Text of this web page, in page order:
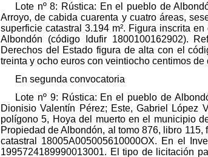
Lote nº 8: Rústica: En el pueblo de
Arroyo, de cabida cuarenta y cuatro áreas,
superficie catastral 3.194 m². Figura inscrita
Albondón (código Idufir 1800100162902).
Derechos del Estado figura de alta con el
treinta y ocho euros con veintiocho centimos de
En segunda convocatoria
Lote nº 9: Rústica: En el pueblo de
Dionisio Valentín Pérez; Este, Gabriel López
polígono 5, Hoya del muerto en el municipio
Propiedad de Albondón, al tomo 876, libro
catastral 18005A005005610000OX. En el
1995724189990013001. El tipo de licitación